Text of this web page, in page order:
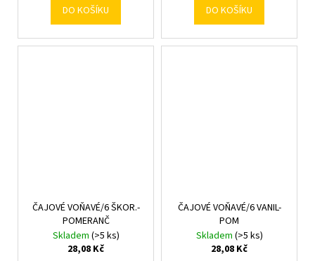
DO KOŠÍKU DO KOŠÍKU
ČAJOVÉ VOŇAVÉ/6 ŠKOR.-
POMERANČ
Skladem (>5 ks)
28,08 Kč
ČAJOVÉ VOŇAVÉ/6 VANIL-
POM
Skladem (>5 ks)
28,08 Kč